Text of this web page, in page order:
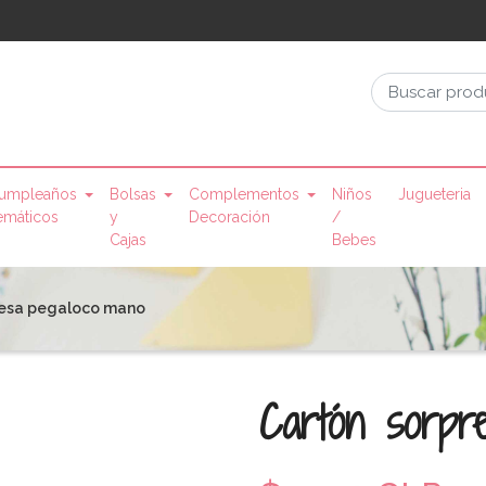
Bolsas
y
Cajas
Complementos
Decoración
Niños
/
Bebes
Jugueteria
pegaloco mano
Cartón